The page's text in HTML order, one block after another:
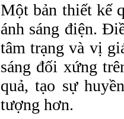
Một bản thiết kế
ánh sáng điện.
tâm trạng và vị
sáng đối xứng
quả, tạo sự
tượng hơn.